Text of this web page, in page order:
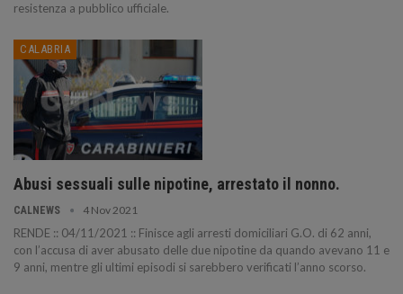
resistenza a pubblico ufficiale.
CALABRIA
Abusi sessuali sulle nipotine, arrestato il nonno.
CALNEWS 4 Nov 2021
RENDE :: 04/11/2021 :: Finisce agli arresti domiciliari G.O. di 62 anni,
con l’accusa di aver abusato delle due nipotine da quando avevano 11 e
9 anni, mentre gli ultimi episodi si sarebbero verificati l’anno scorso.